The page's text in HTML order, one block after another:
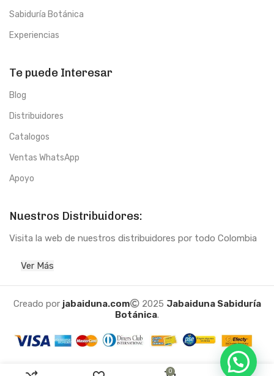
Sabiduría Botánica
Experiencias
Te puede Interesar
Blog
Distribuidores
Catalogos
Ventas WhatsApp
Apoyo
Nuestros Distribuidores:
Visita la web de nuestros distribuidores por todo Colombia
Ver Más
Creado por jabaiduna.com 2025 Jabaiduna Sabiduría
Botánica.
0